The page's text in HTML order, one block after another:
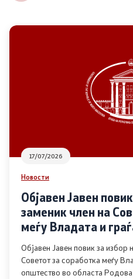
Основање на здружение
Дијалог меѓу Владата и
Отворени денови за
организации
Финансиска поддршка
17/07/2026
Новости
Објавен Јавен
заменик член на
меѓу Владата и
во областа Родова
Објавен Јавен повик за избор
Советот за соработка меѓу
општество во областа